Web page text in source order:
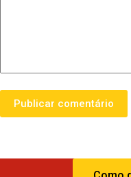
Publicar comentário